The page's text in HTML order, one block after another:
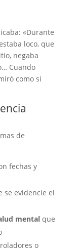
«Durante
loco, que
negaba
Cuando
como si
de
fechas y
se evidencie el
mentalque
o